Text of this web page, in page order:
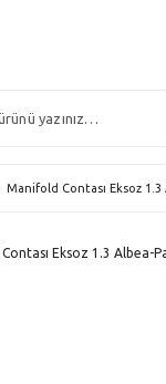
Manifold Contası Eksoz